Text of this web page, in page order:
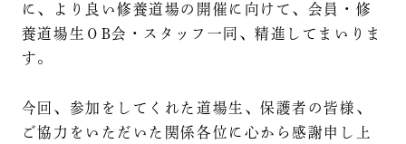
に、より良い修養道場の開催に向けて、会員・修
養道場生ОB会・スタッフ一同、精進してまいりま
す。
今回、参加をしてくれた道場生、保護者の皆様、
ご協力をいただいた関係各位に心から感謝申し上